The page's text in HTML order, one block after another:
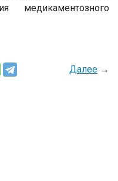
медикаментозного
Далее →